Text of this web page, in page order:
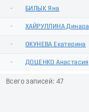
- БИЛЫК Яна
- ХАЙРУЛЛИНА Динара
- ОКУНЕВА Екатерина
- ДОЦЕНКО Анастасия
Всего записей: 47